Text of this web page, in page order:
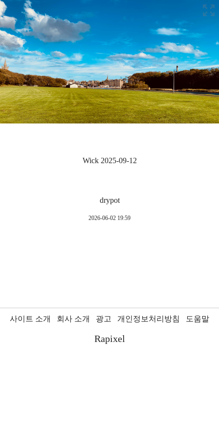
Wick 2025-09-12
drypot
2026-06-02 19:59
사이트 소개 회사 소개 광고 개인정보처리방침 도움말
Rapixel